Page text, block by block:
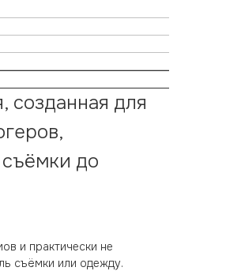
созданная для
до
и практически не
съёмки или одежду.